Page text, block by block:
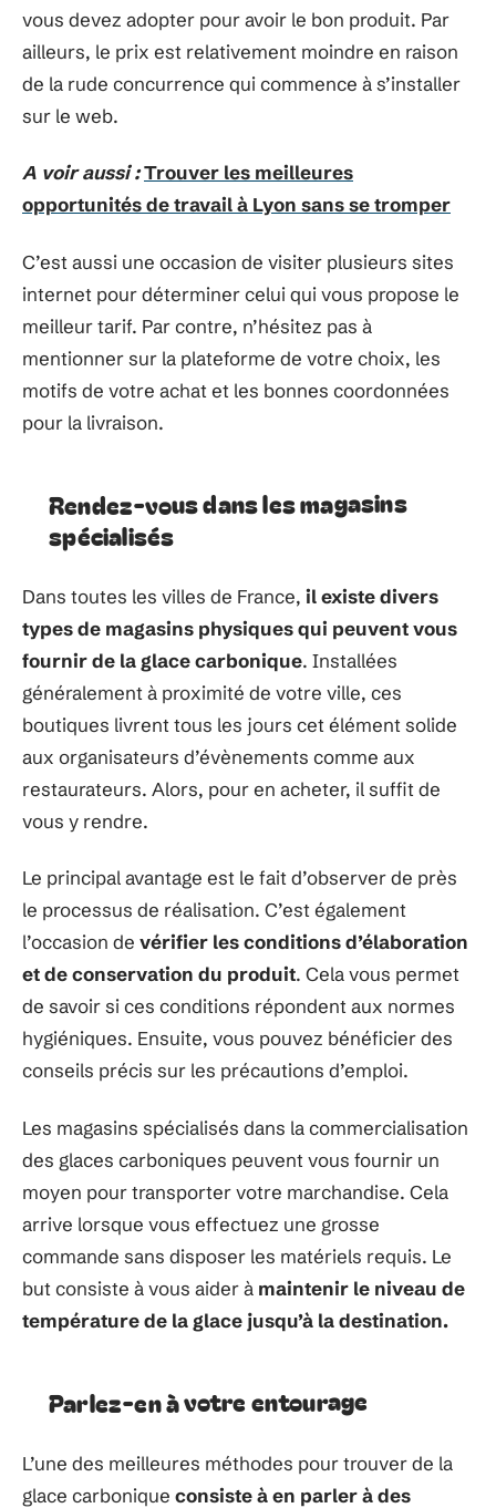
vous devez adopter pour avoir le bon produit. Par
ailleurs, le prix est relativement moindre en raison
de la rude concurrence qui commence à s’installer
sur le web.
A voir aussi :Trouver les meilleures
opportunités de travail à Lyon sans se tromper
C’est aussi une occasion de visiter plusieurs sites
internet pour déterminer celui qui vous propose le
meilleur tarif. Par contre, n’hésitez pas à
mentionner sur la plateforme de votre choix, les
motifs de votre achat et les bonnes coordonnées
pour la livraison.
Rendez-vous dans les magasins
spécialisés
Dans toutes les villes de France, il existe divers
types de magasins physiques qui peuvent vous
fournir de la glace carbonique. Installées
généralement à proximité de votre ville, ces
boutiques livrent tous les jours cet élément solide
aux organisateurs d’évènements comme aux
restaurateurs. Alors, pour en acheter, il suffit de
vous y rendre.
Le principal avantage est le fait d’observer de près
le processus de réalisation. C’est également
l’occasion de vérifier les conditions d’élaboration
et de conservation du produit. Cela vous permet
de savoir si ces conditions répondent aux normes
hygiéniques. Ensuite, vous pouvez bénéficier des
conseils précis sur les précautions d’emploi.
Les magasins spécialisés dans la commercialisation
des glaces carboniques peuvent vous fournir un
moyen pour transporter votre marchandise. Cela
arrive lorsque vous effectuez une grosse
commande sans disposer les matériels requis. Le
but consiste à vous aider à maintenir le niveau de
température de la glace jusqu’à la destination.
Parlez-en à votre entourage
L’une des meilleures méthodes pour trouver de la
glace carbonique consiste à en parler à des